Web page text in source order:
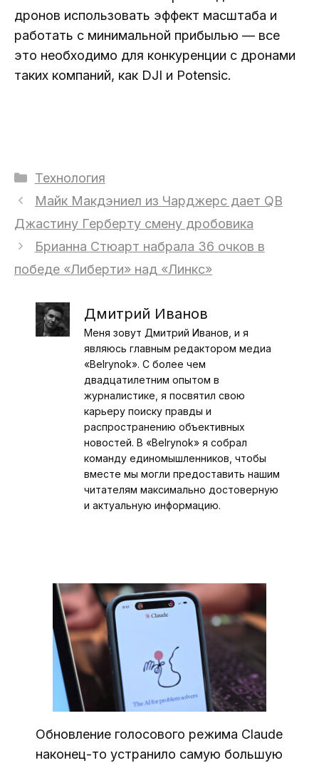
дронов использовать эффект масштаба и
работать с минимальной прибылью — все
это необходимо для конкуренции с дронами
таких компаний, как DJI и Potensic.
Рубрики
Технология
Майк Макдэниел из Чарджерс дает QB
Джастину Герберту смену дробовика
Брианна Стюарт набрала 36 очков в
победе «Либерти» над «Линкс»
Дмитрий Иванов
Меня зовут Дмитрий Иванов, и я
являюсь главным редактором медиа
«Belrynok». С более чем
двадцатилетним опытом в
журналистике, я посвятил свою
карьеру поиску правды и
распространению объективных
новостей. В «Belrynok» я собрал
команду единомышленников, чтобы
вместе мы могли предоставить нашим
читателям максимально достоверную
и актуальную информацию.
Обновление голосового режима Claude
наконец-то устранило самую большую